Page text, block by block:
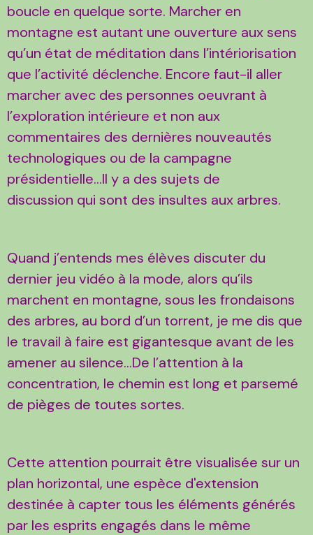
boucle en quelque sorte. Marcher en
montagne est autant une ouverture aux sens
qu’un état de méditation dans l’intériorisation
que l’activité déclenche. Encore faut-il aller
marcher avec des personnes oeuvrant à
l’exploration intérieure et non aux
commentaires des dernières nouveautés
technologiques ou de la campagne
présidentielle…Il y a des sujets de
discussion qui sont des insultes aux arbres.
Quand j’entends mes élèves discuter du
dernier jeu vidéo à la mode, alors qu’ils
marchent en montagne, sous les frondaisons
des arbres, au bord d’un torrent, je me dis que
le travail à faire est gigantesque avant de les
amener au silence…De l’attention à la
concentration, le chemin est long et parsemé
de pièges de toutes sortes.
Cette attention pourrait être visualisée sur un
plan horizontal, une espèce d'extension
destinée à capter tous les éléments générés
par les esprits engagés dans le même